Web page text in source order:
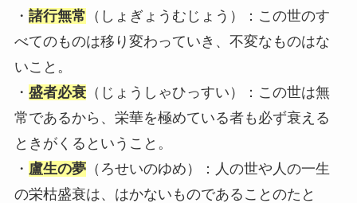
・ 諸行無常 （しょぎょうむじょう）：この世のす
べてのものは移り変わっていき、不変なものはな
いこと。
・ 盛者必衰（じょうしゃひっすい）：この世は無
常であるから、栄華を極めている者も必ず衰える
ときがくるということ。
・ 盧生の夢（ろせいのゆめ）：人の世や人の一生
の栄枯盛衰は、はかないものであることのたと